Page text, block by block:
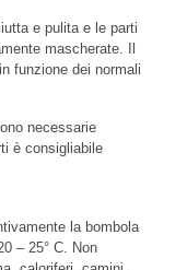
e pulita e le parti
mascherate. Il
funzione dei normali
necessarie
è consigliabile
la bombola
– 25° C. Non